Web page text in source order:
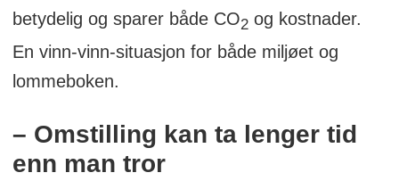
betydelig og sparer både CO2og kostnader.
En vinn-vinn-situasjon for både miljøet og
lommeboken.
– Omstilling kan ta lenger tid
enn man tror